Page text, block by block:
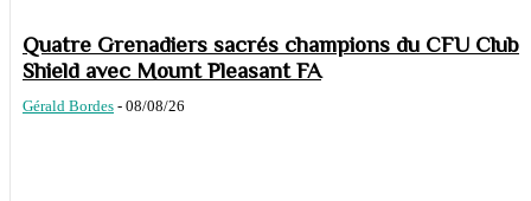
Quatre Grenadiers sacrés champions du CFU Club
Shield avec Mount Pleasant FA
Gérald Bordes - 08/08/26